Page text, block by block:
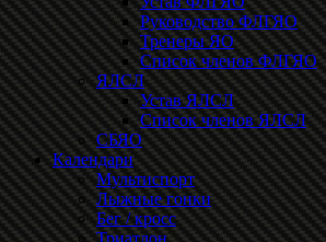
Руководство ФЛГЯО
Тренеры ЯО
Список членов ФЛГЯО
ЯЛСЛ
Устав ЯЛСЛ
Список членов ЯЛСЛ
СБЯО
Календари
Мультиспорт
Лыжные гонки
Бег / кросс
Триатлон